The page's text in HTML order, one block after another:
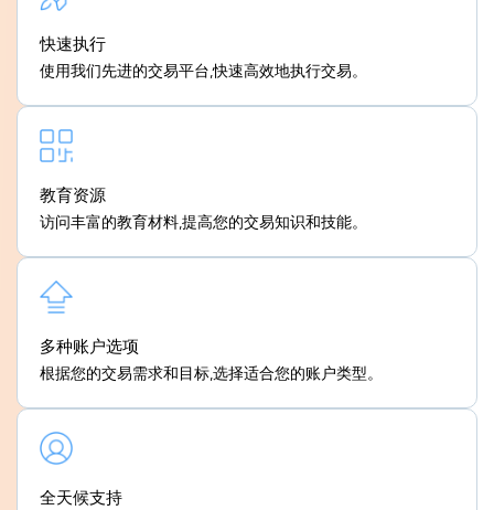
快速执行
使用我们先进的交易平台,快速高效地执行交易。
教育资源
访问丰富的教育材料,提高您的交易知识和技能。
多种账户选项
根据您的交易需求和目标,选择适合您的账户类型。
全天候支持